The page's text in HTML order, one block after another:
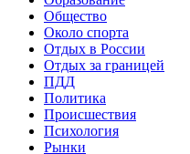
Общество
Около спорта
Отдых в России
Отдых за границей
ПДД
Политика
Происшествия
Психология
Рынки